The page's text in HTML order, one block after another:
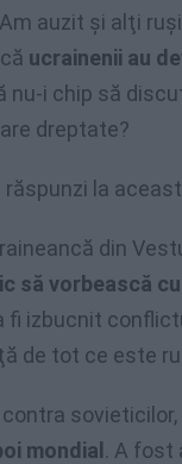
auzit şi alţi
ucrainenii au
nu-i chip să
dreptate?
răspunzi la
din
să vorbească
fi izbucnit
de tot ce este
sovieticilor,
mondial . A fost